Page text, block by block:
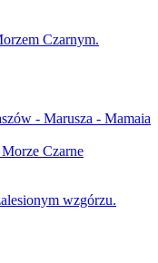
- Marusza - Mamaia
Czarne